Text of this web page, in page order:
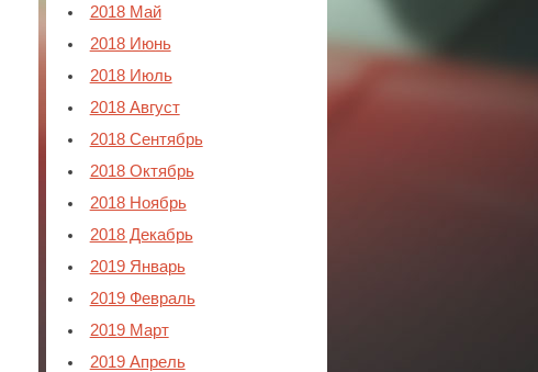
2018 Май
2018 Июнь
2018 Июль
2018 Август
2018 Сентябрь
2018 Октябрь
2018 Ноябрь
2018 Декабрь
2019 Январь
2019 Февраль
2019 Март
2019 Апрель